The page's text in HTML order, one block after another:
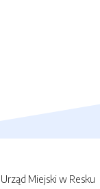
Urząd Miejski w Resku